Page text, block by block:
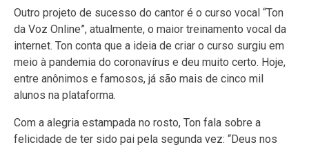
Outro projeto de sucesso do cantor é o curso vocal “Ton
da Voz Online”, atualmente, o maior treinamento vocal da
internet. Ton conta que a ideia de criar o curso surgiu em
meio à pandemia do coronavírus e deu muito certo. Hoje,
entre anônimos e famosos, já são mais de cinco mil
alunos na plataforma.
Com a alegria estampada no rosto, Ton fala sobre a
felicidade de ter sido pai pela segunda vez: “Deus nos